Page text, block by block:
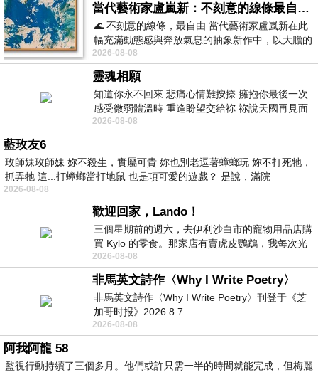
當代藝術家盧嵐新：不刻意的線條最自由，讓色彩流動、筆觸自己說話
🌊 不刻意的線條，最自由 當代藝術家盧嵐新在此
幅充滿動態感與奔放氣息的抽象新作中，以大膽的
藍色顏料在白色畫布上揮灑、壓印與流淌
2026-08-08
靈魂相願
知道你永不回來 悲痛心情難按捺 擁抱你最後一次
感受微弱體溫時 重逢盼望交給祢 祢說天國再見面
此刻忍淚說別離 他日靈魂再
2026-08-08
藍玫友6
玫師妹玫師妹 妳不殺生，實屬可貴 妳也別老逗著蟑螂玩 妳不打死牠，
抓弄牠 這...打蟑螂當打地鼠 也是項可愛的遊戲？ 是說，滿院
2026-08-08
歡迎回家，Lando！
三個星期前的週六，去伊利沙白市的寵物用品店購
買 Kylo 的零食。那家店有賣虎皮鸚鵡，我每次光
顧都會去看一下。他們偶爾會引進 C
2026-08-08
非馬英文詩作〈Why I Write Poetry〉
非馬英文詩作〈Why I Write Poetry〉刊登于《芝
加哥时报》2026.8.7
2026-08-08
阿我阿龍 58
監視行動持續了三個多月。他們或許只需一半的時間就能完成，但梅麗